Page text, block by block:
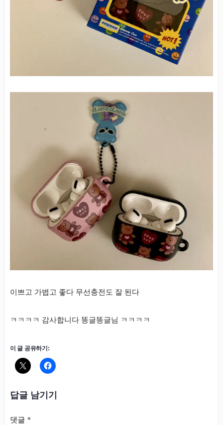
이쁘고 가볍고 좋다 무선충전도 잘 된다
ㅋㅋㅋㅋ 감사합니다 똥글똥글님 ㅋㅋㅋㅋ
이 글 공유하기:
답글 남기기
댓글 *